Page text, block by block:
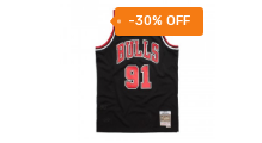
-30% OFF